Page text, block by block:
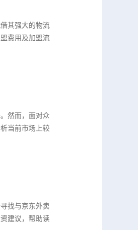
其强大的物流
费用及加盟流
然而，面对众
当前市场上较
找与京东外卖
建议，帮助读